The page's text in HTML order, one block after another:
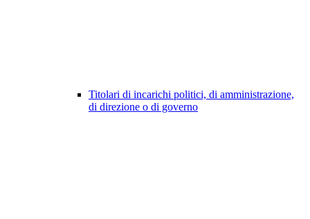
Titolari di incarichi politici, di amministrazione,
di direzione o di governo